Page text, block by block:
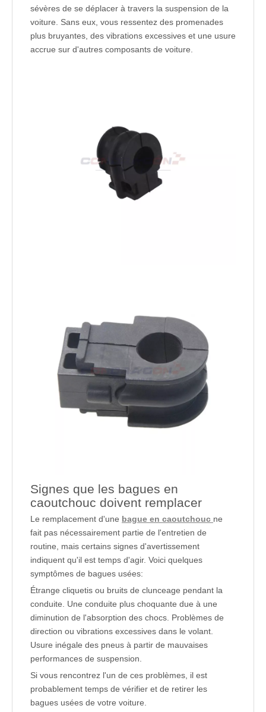
sévères de se déplacer à travers la suspension de la
voiture. Sans eux, vous ressentez des promenades
plus bruyantes, des vibrations excessives et une usure
accrue sur d'autres composants de voiture.
Signes que les bagues en
caoutchouc doivent remplacer
Le remplacement d'une bague en caoutchouc ne
fait pas nécessairement partie de l'entretien de
routine, mais certains signes d'avertissement
indiquent qu'il est temps d'agir. Voici quelques
symptômes de bagues usées:
Étrange cliquetis ou bruits de clunceage pendant la
conduite. Une conduite plus choquante due à une
diminution de l'absorption des chocs. Problèmes de
direction ou vibrations excessives dans le volant.
Usure inégale des pneus à partir de mauvaises
performances de suspension.
Si vous rencontrez l'un de ces problèmes, il est
probablement temps de vérifier et de retirer les
bagues usées de votre voiture.